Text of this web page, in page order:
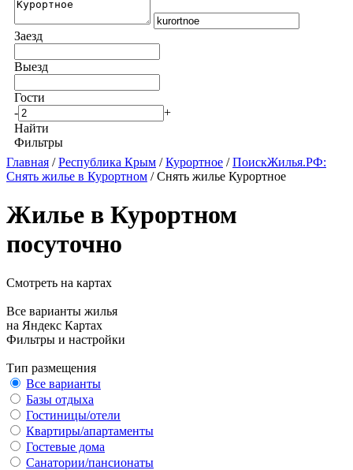
Заезд
Выезд
Гости
-
+
Найти
Фильтры
Главная /Республика Крым /Курортное /ПоискЖилья.РФ:
Снять жилье в Курортном / Снять жилье Курортное
Жилье в Курортном
посуточно
Смотреть на картах
Все варианты жилья
на Яндекс Картах
Фильтры и настройки
Тип размещения
Все варианты
Базы отдыха
Гостиницы/отели
Квартиры/апартаменты
Гостевые дома
Санатории/пансионаты